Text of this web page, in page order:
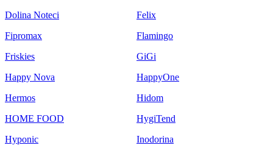
Dolina Noteci
Felix
Fipromax
Flamingo
Friskies
GiGi
Happy Nova
HappyOne
Hermos
Hidom
HOME FOOD
HygiTend
Hyponic
Inodorina